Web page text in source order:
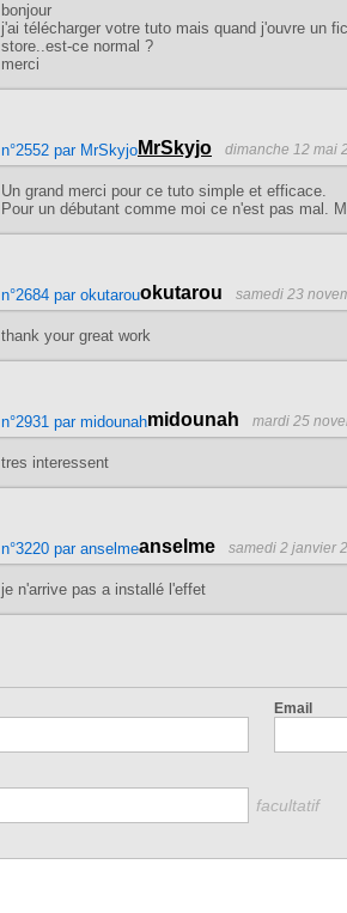
bonjour
j'ai télécharger votre tuto mais quand j'ouvre un
store..est-ce normal ?
merci
MrSkyjo dimanche 12 mai
Un grand merci pour ce tuto simple et efficace.
Pour un débutant comme moi ce n'est pas mal.
okutarou samedi 23
thank your great work
midounah mardi 25
tres interessent
anselme samedi 2 janvier
je n'arrive pas a installé l'effet
Email
facultatif